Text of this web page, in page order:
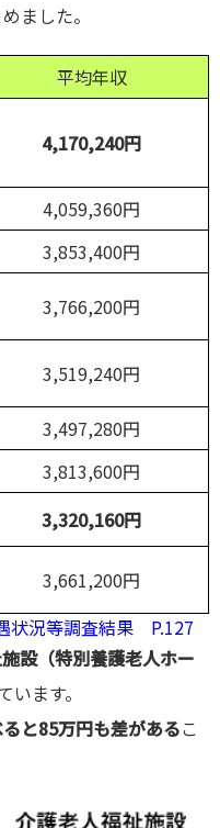
ました。
平均年収
4,170,240円
4,059,360円
3,853,400円
3,766,200円
3,519,240円
3,497,280円
3,813,600円
3,320,160円
3,661,200円
状況等調査結果 P.127
設（特別養護老人ホー
います。
と85万円も差があるこ